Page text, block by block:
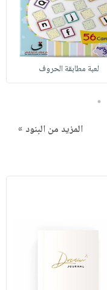
لعبة مطابقة الحروف
5
المزيد من البنود »